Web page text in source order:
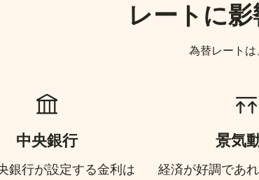
レートに
為替レートは
中央銀行
銀行が設定する金利は
景気
経済が好調であ